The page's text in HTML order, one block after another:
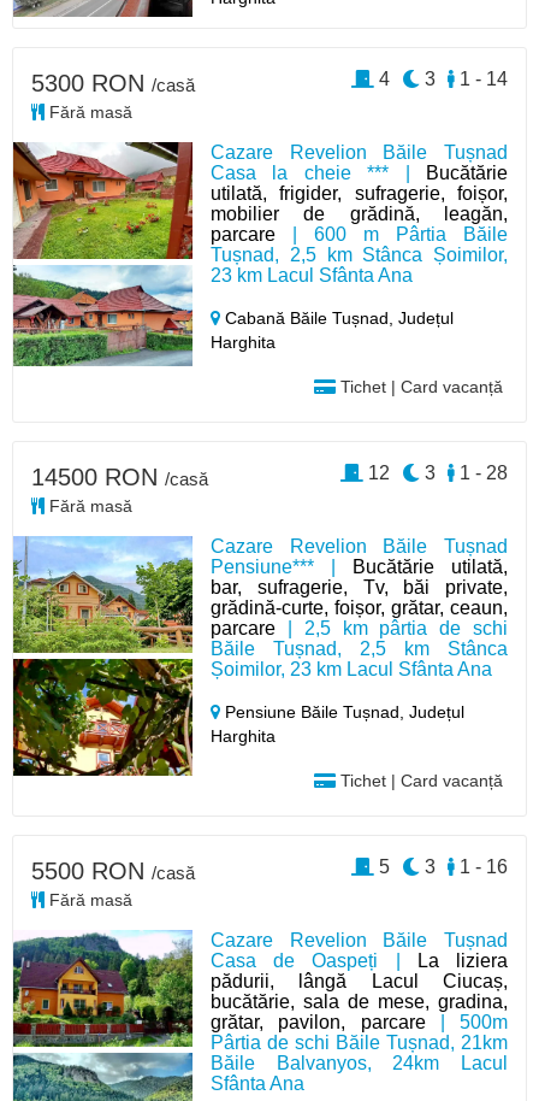
Cazare Revelion Băile Tușnad
Casa la cheie *** |
Bucătărie
utilată, frigider, sufragerie, foișor,
mobilier de grădină, leagăn,
parcare | 600 m Pârtia Băile
Tușnad, 2,5 km Stânca Șoimilor,
23 km Lacul Sfânta Ana
Cabană Băile Tușnad,Județul
Harghita
Tichet | Card vacanță
5300 RON /casă
Fără masă
1 - 14
3
4
Cazare Revelion Băile Tușnad
Pensiune*** |
Bucătărie utilată,
bar, sufragerie, Tv, băi private,
grădină-curte, foișor, grătar, ceaun,
parcare | 2,5 km pârtia de schi
Băile Tușnad, 2,5 km Stânca
Șoimilor, 23 km Lacul Sfânta Ana
Pensiune Băile Tușnad,Județul
Harghita
Tichet | Card vacanță
14500 RON /casă
Fără masă
1 - 28
3
12
Cazare Revelion Băile Tușnad
Casa de Oaspeți |
La liziera
pădurii, lângă Lacul Ciucaș,
bucătărie, sala de mese, gradina,
grătar, pavilon, parcare| 500m
Pârtia de schi Băile Tușnad, 21km
Băile Balvanyos, 24km Lacul
Sfânta Ana
5500 RON /casă
Fără masă
1 - 16
3
5